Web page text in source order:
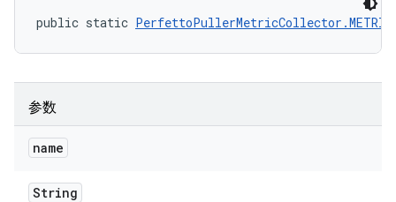
public static
参数
name
String